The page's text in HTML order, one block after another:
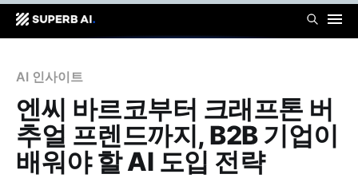
AI 인사이트
엔씨 바르코부터 크래프톤 버
추얼 프렌드까지, B2B 기업이
배워야 할 AI 도입 전략